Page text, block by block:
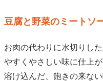
豆腐と野菜のミートソ
お肉の代わりに水切りし
やすくやさしい味に仕上
溶け込んだ、飽きの来ない